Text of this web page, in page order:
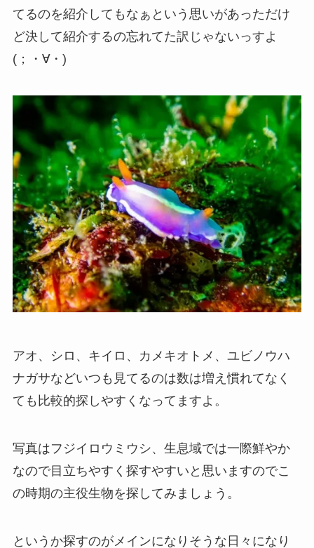
てるのを紹介してもなぁという思いがあっただけ
ど決して紹介するの忘れてた訳じゃないっすよ
(；・∀・)
アオ、シロ、キイロ、カメキオトメ、ユビノウハ
ナガサなどいつも見てるのは数は増え慣れてなく
ても比較的探しやすくなってますよ。
写真はフジイロウミウシ、生息域では一際鮮やか
なので目立ちやすく探すやすいと思いますのでこ
の時期の主役生物を探してみましょう。
というか探すのがメインになりそうな日々になり